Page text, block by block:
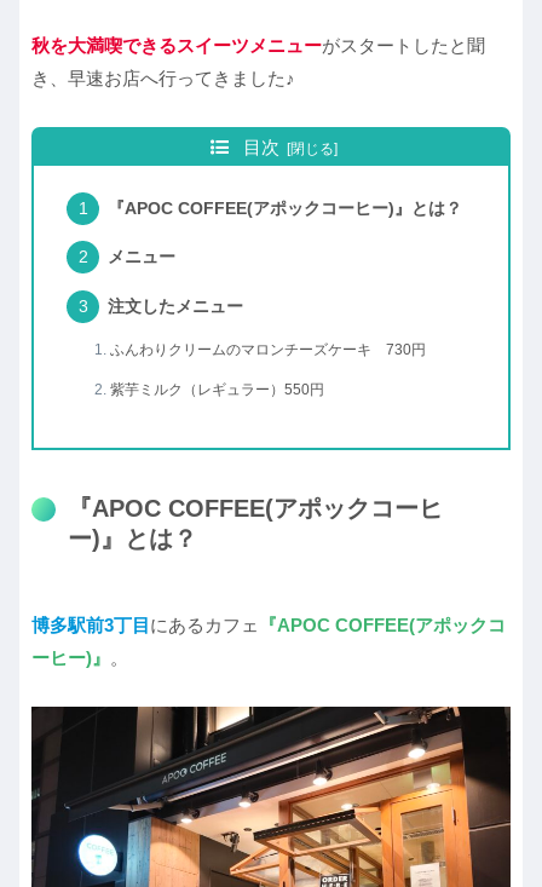
秋を大満喫できるスイーツメニューがスタートしたと聞
き、早速お店へ行ってきました♪
目次
『APOC COFFEE(アポックコーヒー)』とは？
メニュー
注文したメニュー
ふんわりクリームのマロンチーズケーキ 730円
紫芋ミルク（レギュラー）550円
『APOC COFFEE(アポックコーヒ
ー)』とは？
博多駅前3丁目 にあるカフェ
『APOC COFFEE(アポックコ
ーヒー)』 。